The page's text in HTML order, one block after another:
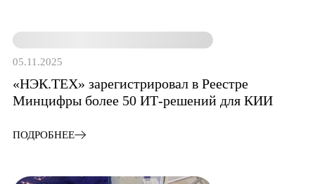
05.11.2025
«НЭК.ТЕХ» зарегистрировал в Реестре
Минцифры более 50 ИТ-решений для КИИ
ПОДРОБНЕЕ